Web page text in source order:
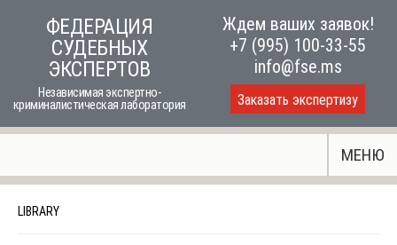
ФЕДЕРАЦИЯ
СУДЕБНЫХ
ЭКСПЕРТОВ
Независимая экспертно-
криминалистическая лаборатория
Ждем ваших заявок!
+7 (995) 100-33-55
info@fse.ms
Заказать экспертизу
МЕНЮ
LIBRARY